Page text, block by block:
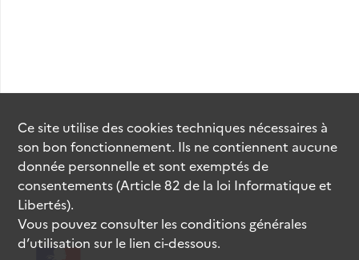
Ce site utilise descookiestechniques nécessaires à
son bon fonctionnement. Ils ne contiennent aucune
donnée personnelle et sont exemptés de
consentements (Article 82 de la loi Informatique et
Libertés).
Vous pouvez consulter les conditions générales
d’utilisation sur le lien ci-dessous.